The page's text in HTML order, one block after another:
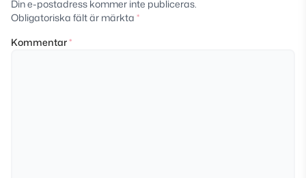
Din e-postadress kommer inte publiceras.
Obligatoriska fält är märkta *
Kommentar*